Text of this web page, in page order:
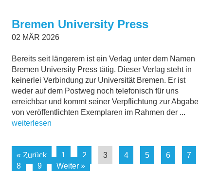
Bremen University Press
02 MÄR 2026
Bereits seit längerem ist ein Verlag unter dem Namen
Bremen University Press tätig. Dieser Verlag steht in
keinerlei Verbindung zur Universität Bremen. Er ist
weder auf dem Postweg noch telefonisch für uns
erreichbar und kommt seiner Verpflichtung zur Abgabe
von veröffentlichten Exemplaren im Rahmen der ...
weiterlesen
« Zurück 1 2 3 4 5 6
7
8
9 Weiter »